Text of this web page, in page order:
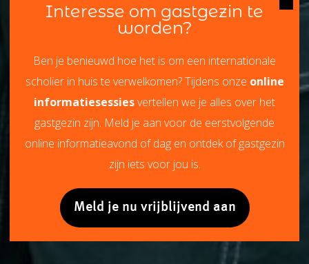
Interesse om gastgezin te
worden?
Ben je benieuwd hoe het is om een internationale
scholier in huis te verwelkomen? Tijdens onze online
informatiesessiesvertellen we je alles over het
gastgezin zijn. Meld je aan voor de eerstvolgende
online informatieavond of dag en ontdek of gastgezin
zijn iets voor jou is.
Meld je nu vrijblijvend aan